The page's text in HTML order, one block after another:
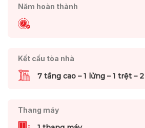
Năm hoàn thành
Kết cấu tòa nhà
7 tầng cao – 1 lửng – 1 trệt –
Thang máy